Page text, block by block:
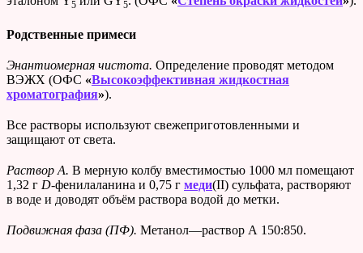
5 5
Родственные примеси
Энантиомерная чистота. Определение проводят методом
ВЭЖХ (ОФС «Высокоэффективная жидкостная
хроматография»).
Все растворы используют свежеприготовленными и
защищают от света.
Раствор А. В мерную колбу вместимостью 1000 мл помещают
1,32 г D-фенилаланина и 0,75 г меди(II) сульфата, растворяют
в воде и доводят объём раствора водой до метки.
Подвижная фаза (ПФ). Метанол—раствор А 150:850.